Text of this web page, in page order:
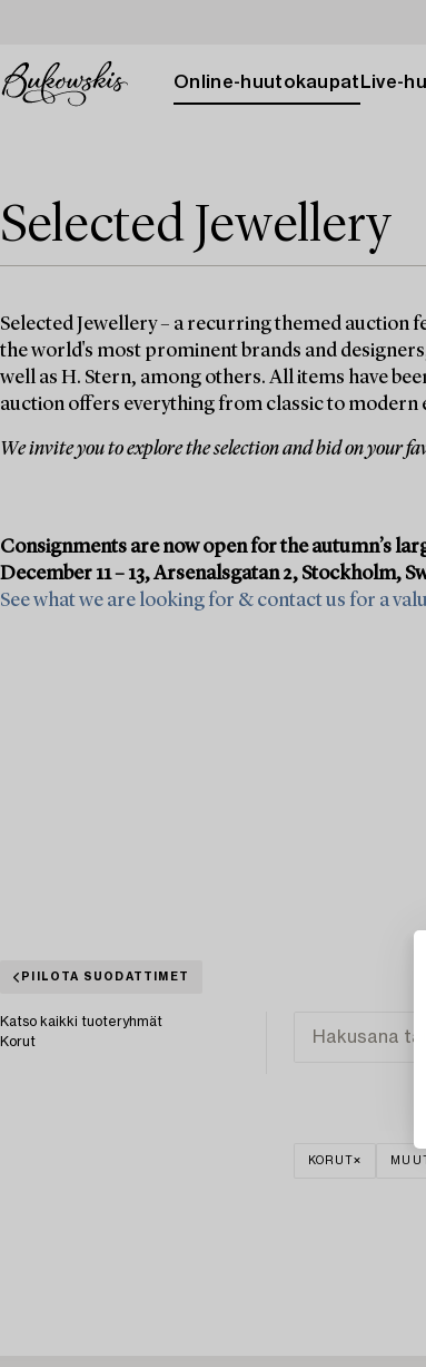
Online-huutokaupat Live-
Selected Jewellery
Selected Jewellery – a recurring themed auction
the world's most prominent brands and
well as H. Stern, among others. All items have
auction offers everything from classic to modern
We invite you to explore the selection and bid on your
Consignments are now open for the autumn’s
December 11 – 13, Arsenalsgatan 2, Stockholm,
See what we are looking for & contact us for a
PIILOTA SUODATTIMET
Katso kaikki tuoteryhmät
Korut
KORUT